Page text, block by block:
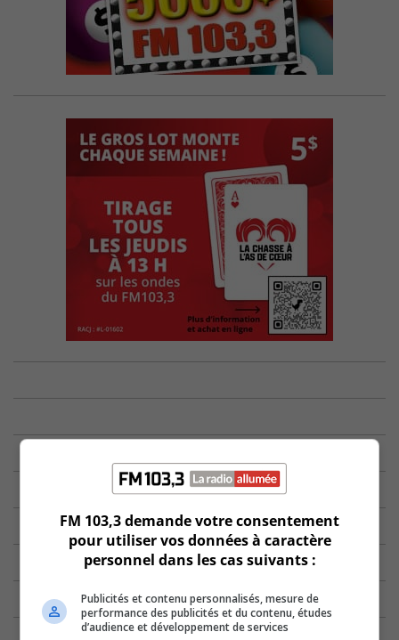
FM 103,3 demande votre consentement
pour utiliser vos données à caractère
personnel dans les cas suivants :
Publicités et contenu personnalisés, mesure de
performance des publicités et du contenu, études
d’audience et développement de services